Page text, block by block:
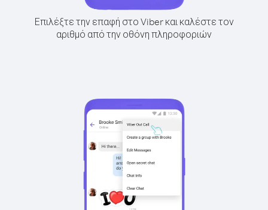
Επιλέξτε την επαφή στο Viber και καλέστε τον
αριθμό από την οθόνη πληροφοριών